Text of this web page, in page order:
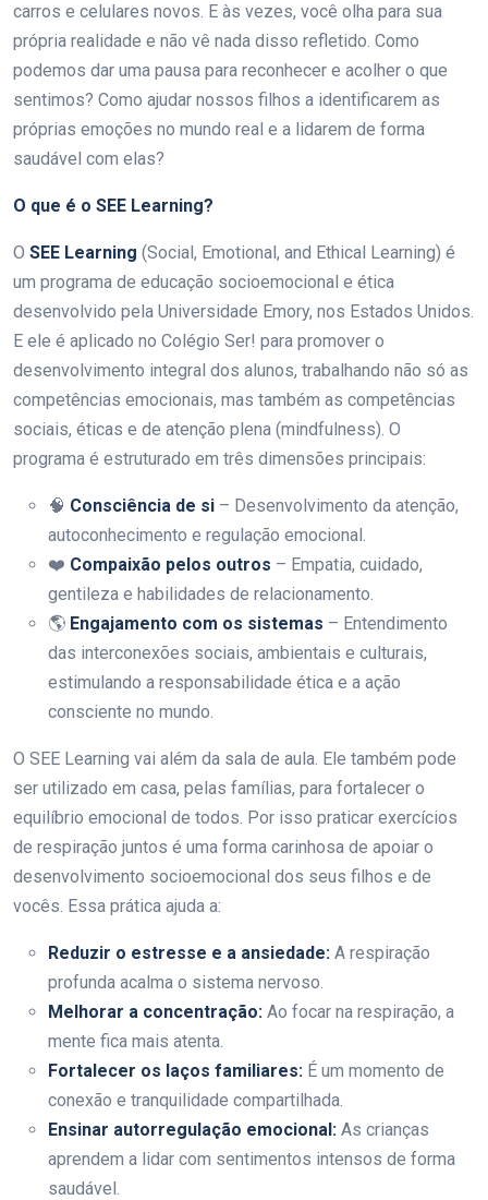
carros e celulares novos. E às vezes, você olha para sua
própria realidade e não vê nada disso refletido. Como
podemos dar uma pausa para reconhecer e acolher o que
sentimos? Como ajudar nossos filhos a identificarem as
próprias emoções no mundo real e a lidarem de forma
saudável com elas?
O que é o SEE Learning?
O SEE Learning (Social, Emotional, and Ethical Learning) é
um programa de educação socioemocional e ética
desenvolvido pela Universidade Emory, nos Estados Unidos.
E ele é aplicado no Colégio Ser! para promover o
desenvolvimento integral dos alunos, trabalhando não só as
competências emocionais, mas também as competências
sociais, éticas e de atenção plena (mindfulness). O
programa é estruturado em três dimensões principais:
🧠 Consciência de si – Desenvolvimento da atenção,
autoconhecimento e regulação emocional.
❤️ Compaixão pelos outros – Empatia, cuidado,
gentileza e habilidades de relacionamento.
🌎 Engajamento com os sistemas – Entendimento
das interconexões sociais, ambientais e culturais,
estimulando a responsabilidade ética e a ação
consciente no mundo.
O SEE Learning vai além da sala de aula. Ele também pode
ser utilizado em casa, pelas famílias, para fortalecer o
equilíbrio emocional de todos. Por isso praticar exercícios
de respiração juntos é uma forma carinhosa de apoiar o
desenvolvimento socioemocional dos seus filhos e de
vocês. Essa prática ajuda a:
Reduzir o estresse e a ansiedade: A respiração
profunda acalma o sistema nervoso.
Melhorar a concentração: Ao focar na respiração, a
mente fica mais atenta.
Fortalecer os laços familiares: É um momento de
conexão e tranquilidade compartilhada.
Ensinar autorregulação emocional: As crianças
aprendem a lidar com sentimentos intensos de forma
saudável.